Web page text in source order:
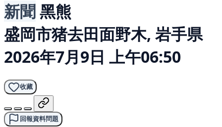
新聞黑熊
盛岡市猪去田面野木, 岩手県
2026年7月9日 上午06:50
收藏
回報資料問題